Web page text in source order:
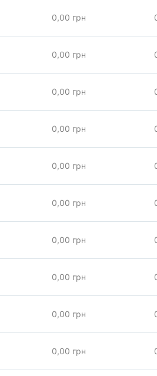
0,00 грн
0,00 грн
0,00 грн
0,00 грн
0,00 грн
0,00 грн
0,00 грн
0,00 грн
0,00 грн
0,00 грн